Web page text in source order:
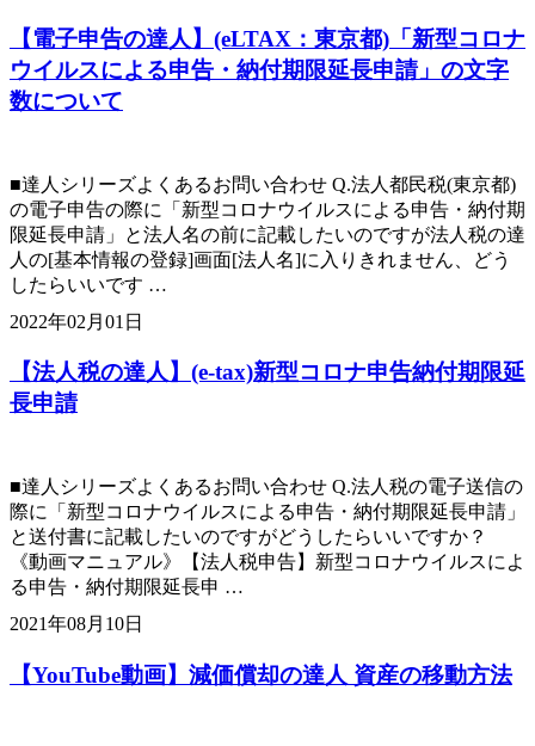
【電子申告の達人】(eLTAX：東京都)「新型コロナ
ウイルスによる申告・納付期限延長申請」の文字
数について
■達人シリーズよくあるお問い合わせ Q.法人都民税(東京都)
の電子申告の際に「新型コロナウイルスによる申告・納付期
限延長申請」と法人名の前に記載したいのですが法人税の達
人の[基本情報の登録]画面[法人名]に入りきれません、どう
したらいいです …
2022年02月01日
【法人税の達人】(e-tax)新型コロナ申告納付期限延
長申請
■達人シリーズよくあるお問い合わせ Q.法人税の電子送信の
際に「新型コロナウイルスによる申告・納付期限延長申請」
と送付書に記載したいのですがどうしたらいいですか？
《動画マニュアル》【法人税申告】新型コロナウイルスによ
る申告・納付期限延長申 …
2021年08月10日
【YouTube動画】減価償却の達人 資産の移動方法